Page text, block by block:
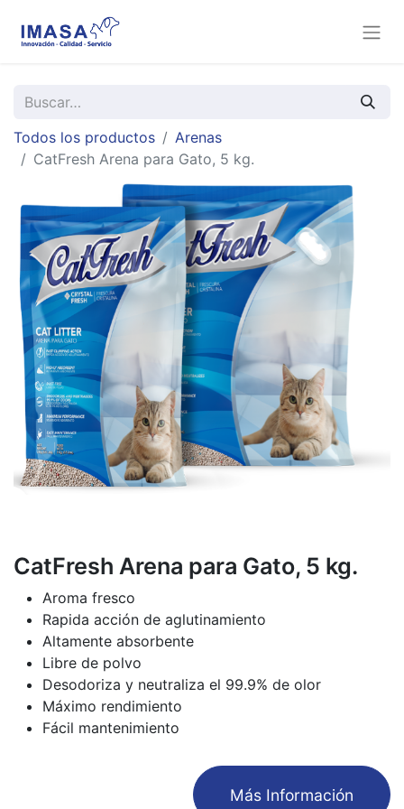
Todos los productos
Arenas
CatFresh Arena para Gato, 5 kg.
CatFresh Arena para Gato, 5 kg.
Aroma fresco
Rapida acción de aglutinamiento
Altamente absorbente
Libre de polvo
Desodoriza y neutraliza el 99.9% de olor
Máximo rendimiento
Fácil mantenimiento
​Más Información